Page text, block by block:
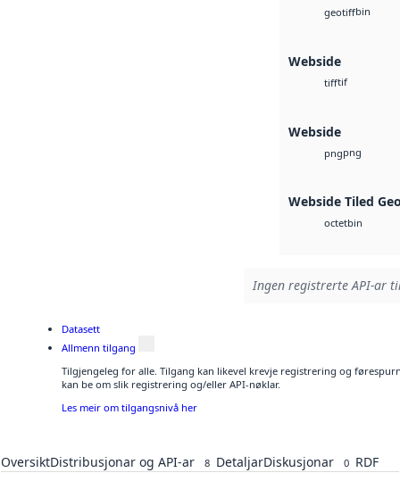
geotiffbin
Webside
tifftif
Webside
pngpng
Webside Tiled
octetbin
Ingen registrerte API-ar
Datasett
Allmenn tilgang
Tilgjengeleg for alle. Tilgang kan likevel krevje registrering og
kan be om slik registrering og/eller API-nøklar.
Les meir om tilgangsnivå her
OversiktDistribusjonar og API-ar 8 DetaljarDiskusjonar 0 RDF